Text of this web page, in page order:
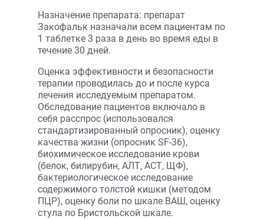
Назначение препарата: препарат
Закофальк назначали всем пациентам по
1 таблетке 3 раза в день во время еды в
течение 30 дней.
Оценка эффективности и безопасности
терапии проводилась до и после курса
лечения исследуемым препаратом.
Обследование пациентов включало в
себя расспрос (использовался
стандартизированный опросник), оценку
качества жизни (опросник SF-36),
биохимическое исследование крови
(белок, билирубин, АЛТ, АСТ, ЩФ),
бактериологическое исследование
содержимого толстой кишки (методом
ПЦР), оценку боли по шкале ВАШ, оценку
стула по Бристольской шкале.